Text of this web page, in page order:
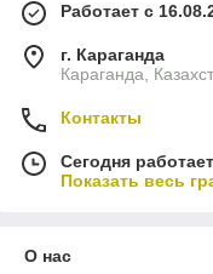
Работает с
г. Караганда
Караганда,
Контакты
Сегодня
Показать весь
О нас